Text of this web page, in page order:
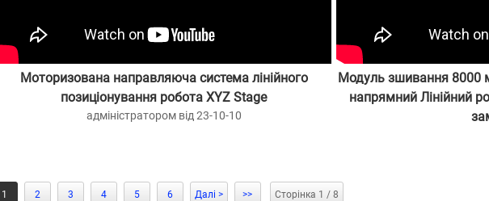
Моторизована направляюча система лінійного
позиціонування робота XYZ Stage
адміністратором від 23-10-10
Модуль зшивання 8000
напрямний Лінійний
1 2 3 4 5 6 Далі > >> Сторінка 1 / 8